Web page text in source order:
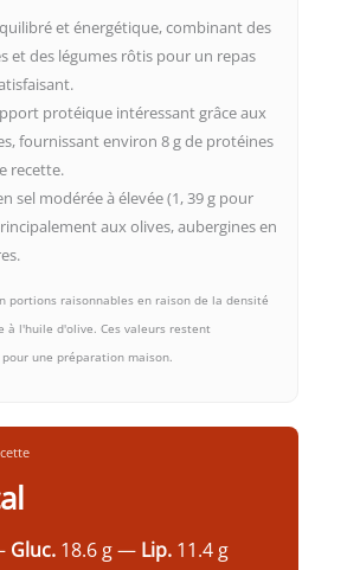
et énergétique, combinant des
et des légumes rôtis pour un repas
protéique intéressant grâce aux
fournissant environ 8 g de protéines
recette.
sel modérée à élevée (1, 39 g pour
aux olives, aubergines en
portions raisonnables en raison de la densité
à l'huile d'olive. Ces valeurs restent
une préparation maison.
Gluc. 18.6 g — Lip. 11.4 g